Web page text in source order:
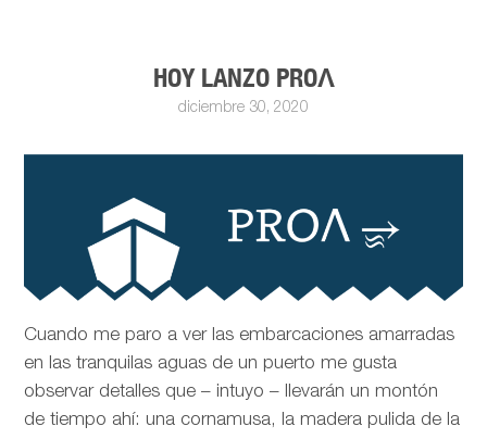
HOY LANZO PROΛ
diciembre 30, 2020
Cuando me paro a ver las embarcaciones amarradas
en las tranquilas aguas de un puerto me gusta
observar detalles que – intuyo – llevarán un montón
de tiempo ahí: una cornamusa, la madera pulida de la